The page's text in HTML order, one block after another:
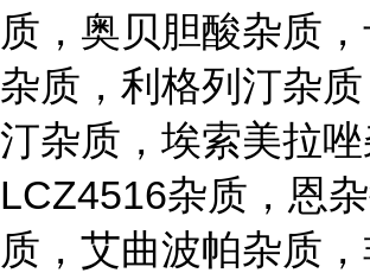
质，奥贝胆酸杂质
杂质，利格列汀杂质
汀杂质，埃索美拉唑
LCZ4516杂质，恩
质，艾曲波帕杂质